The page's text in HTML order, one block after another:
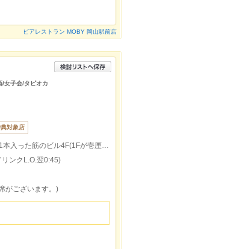
ビアレストラン MOBY 岡山駅前店
/女子会/タピオカ
対象店
岡山駅前東口出口より徒歩3分。桃太郎大通りより1本入った筋のビル4F(1Fが壱厘酒蔵※中国銀行岡山駅前支店の裏)
ンクL.O.翌0:45)
がございます。)